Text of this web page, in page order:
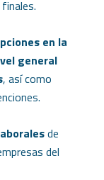
en la
general
, así como
de
del